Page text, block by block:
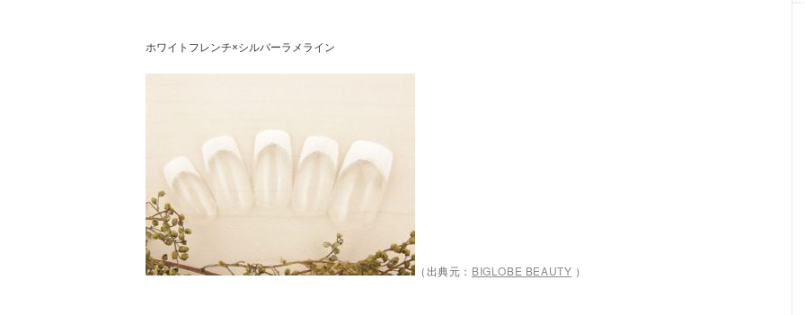
ホワイトフレンチ×シルバーラメライン
（出典元： BIGLOBE BEAUTY ）